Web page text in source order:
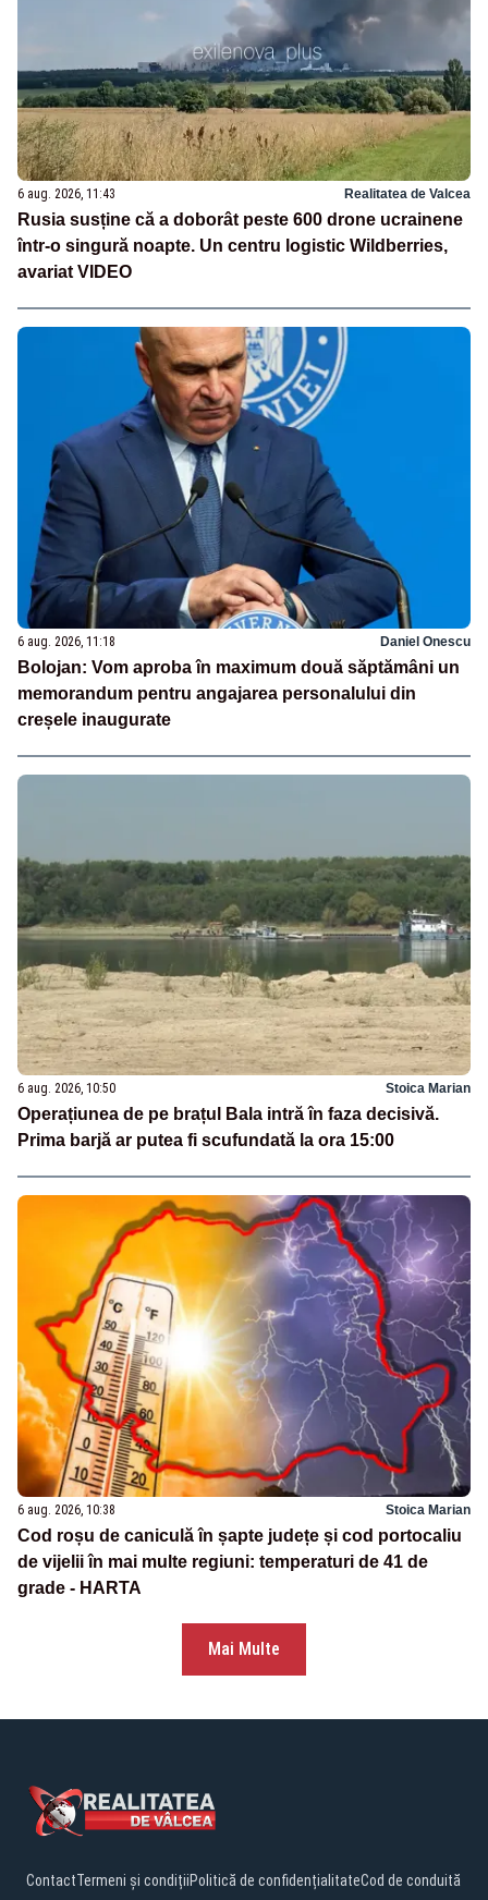
6 aug. 2026, 11:43 Realitatea de Valcea
Rusia susține că a doborât peste 600 drone ucrainene
într-o singură noapte. Un centru logistic Wildberries,
avariat VIDEO
6 aug. 2026, 11:18 Daniel Onescu
Bolojan: Vom aproba în maximum două săptămâni un
memorandum pentru angajarea personalului din
creșele inaugurate
6 aug. 2026, 10:50 Stoica Marian
Operațiunea de pe brațul Bala intră în faza decisivă.
Prima barjă ar putea fi scufundată la ora 15:00
6 aug. 2026, 10:38 Stoica Marian
Cod roșu de caniculă în șapte județe și cod portocaliu
de vijelii în mai multe regiuni: temperaturi de 41 de
grade - HARTA
Mai Multe
ContactTermeni și condițiiPolitică de confidențialitateCod de conduită